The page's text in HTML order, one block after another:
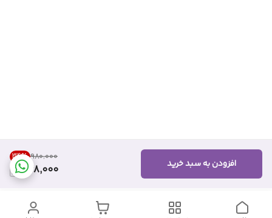
۹۸۰٬۰۰۰ 34%
638,000 افزودن به سبد خرید